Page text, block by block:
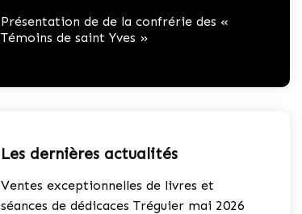
Présentation de de la confrérie des «
Témoins de saint Yves »
Les dernières actualités
Ventes exceptionnelles de livres et
séances de dédicaces Tréguier mai 2026